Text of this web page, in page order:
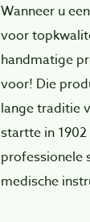
Wanneer u
voor
handmatige
voor! Die
lange traditie
startte in
professionele
medische